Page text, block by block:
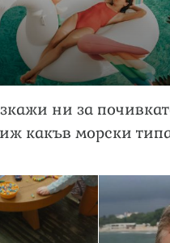
ни за
какъв морски